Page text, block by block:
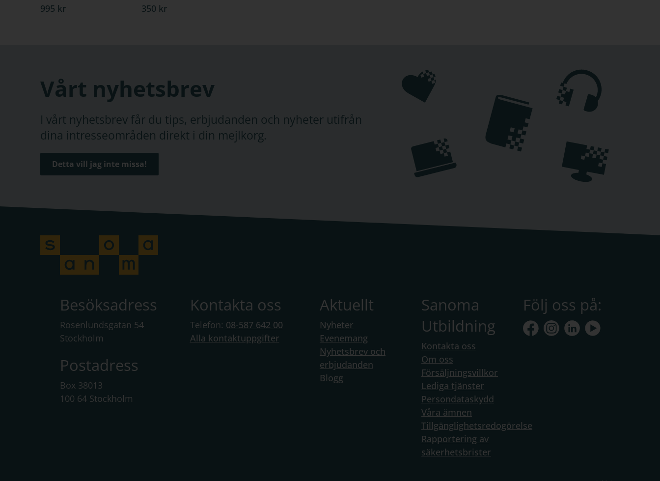
995 kr 350 kr
Vårt nyhetsbrev
I vårt nyhetsbrev får du tips, erbjudanden och nyheter utifrån
dina intresseområden direkt i din mejlkorg.
Detta vill jag inte missa!
Besöksadress
Rosenlundsgatan 54
Stockholm
Postadress
Box 38013
100 64 Stockholm
Kontakta oss
Telefon: 08-587 642 00
Alla kontaktuppgifter
Aktuellt
Nyheter
Evenemang
Nyhetsbrev och
erbjudanden
Blogg
Sanoma
Utbildning
Kontakta oss
Om oss
Försäljningsvillkor
Lediga tjänster
Persondataskydd
Våra ämnen
Tillgänglighetsredogörelse
Rapportering av
säkerhetsbrister
Följ oss på: